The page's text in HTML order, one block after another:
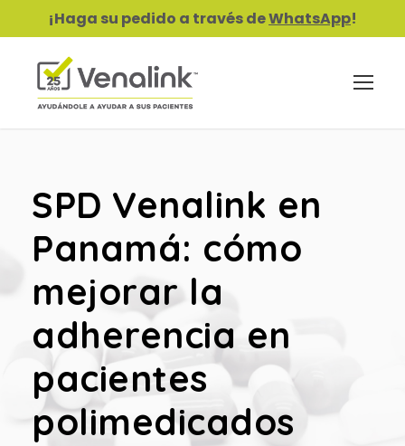
¡Haga su pedido a través deWhatsApp!
SPD Venalink en
Panamá: cómo
mejorar la
adherencia en
pacientes
polimedicados